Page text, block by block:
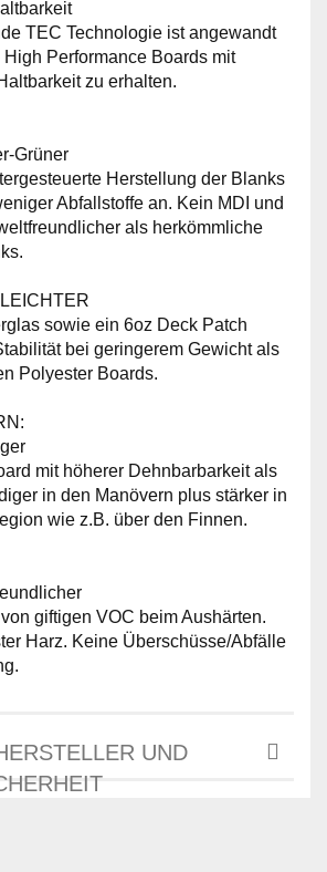
TEC Technologie ist angewandt
Performance Boards mit
zu erhalten.
Grüner
Herstellung der Blanks
Abfallstoffe an. Kein MDI und
als herkömmliche
sowie ein 6oz Deck Patch
bei geringerem Gewicht als
Polyester Boards.
mit höherer Dehnbarbarkeit als
in den Manövern plus stärker in
wie z.B. über den Finnen.
giftigen VOC beim Aushärten.
Harz. Keine Überschüsse/Abfälle
UND